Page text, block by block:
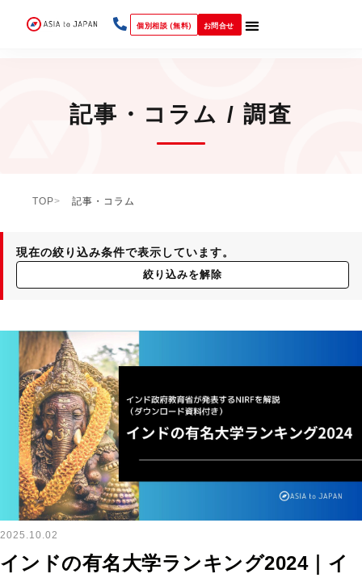
個別相談 (無料) お問合せ
記事・コラム / 調査
TOP 記事・コラム
現在の絞り込み条件で表示しています。
絞り込みを解除
2025.10.02
インドの有名大学ランキング2024｜イ